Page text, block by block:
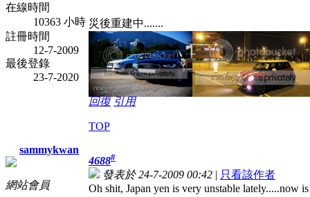
在線時間
10363 小時
註冊時間
12-7-2009
最後登錄
23-7-2020
災後重建中.......
回復 引用
TOP
sammykwan
網站會員
4688#
發表於 24-7-2009 00:42 | 只看該作者
Oh shit, Japan yen is very unstable lately.....now